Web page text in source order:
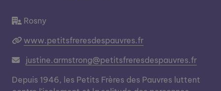
Rosny
www.petitsfreresdespauvres.fr
justine.armstrong@petitsfreresdespauvres.fr
Depuis 1946, les Petits Frères des Pauvres luttent